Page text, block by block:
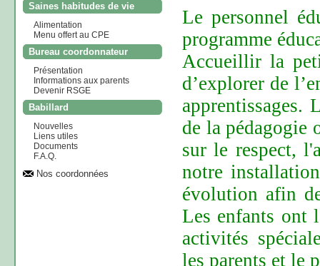
Saines habitudes de vie
Alimentation
Menu offert au CPE
Bureau coordonnateur
Présentation
Informations aux parents
Devenir RSGE
Babillard
Nouvelles
Liens utiles
Documents
F.A.Q.
Nos coordonnées
Le personnel
programme
Accueillir la
d’explorer de
apprentissages.
de la pédagogie
sur le respect,
notre
évolution afin
Les enfants ont
activités
les parents et le